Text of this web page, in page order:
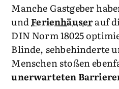
Manche Gastgeber
undFerienhäuserauf
DIN Norm 18025
Blinde, sehbehinderte
Menschen stoßen
unerwarteten